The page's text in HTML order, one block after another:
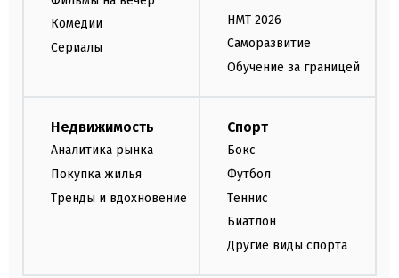
Комедии
Сериалы
НМТ 2026
Саморазвитие
Обучение за границей
Недвижимость
Аналитика рынка
Покупка жилья
Тренды и вдохновение
Спорт
Бокс
Футбол
Теннис
Биатлон
Другие виды спорта